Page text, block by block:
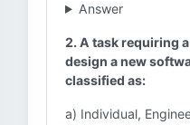
Answer
2. A task requiring
design a new
classified as:
a) Individual,